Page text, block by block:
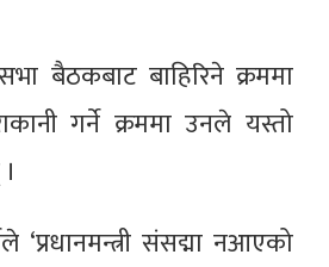
बैठकबाट बाहिरिने क्रममा
गर्ने क्रममा उनले यस्तो
‘प्रधानमन्त्री संसद्मा नआएको